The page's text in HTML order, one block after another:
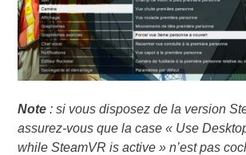
Note: si vous disposez de la version
assurez-vous que la case « Use
while SteamVR is active » n’est pas